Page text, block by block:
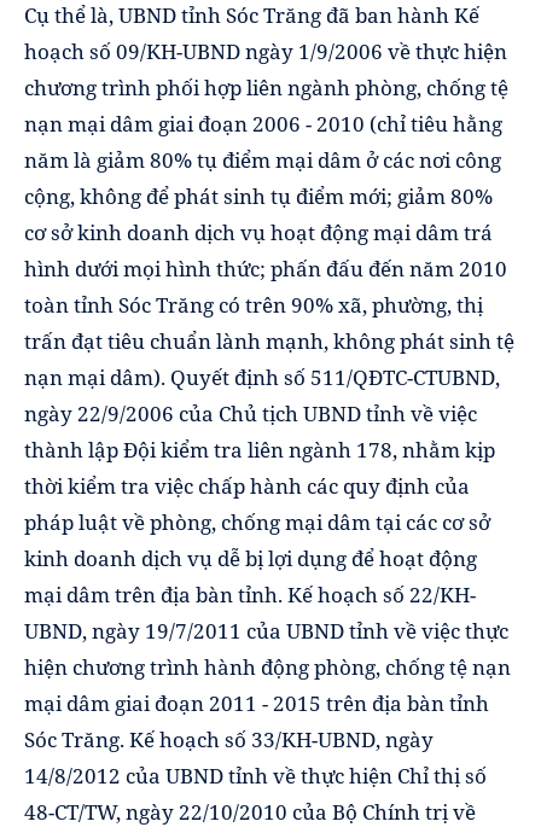
Cụ thể là, UBND tỉnh Sóc Trăng đã ban hành Kế
hoạch số 09/KH-UBND ngày 1/9/2006 về thực hiện
chương trình phối hợp liên ngành phòng, chống tệ
nạn mại dâm giai đoạn 2006 - 2010 (chỉ tiêu hằng
năm là giảm 80% tụ điểm mại dâm ở các nơi công
cộng, không để phát sinh tụ điểm mới; giảm 80%
cơ sở kinh doanh dịch vụ hoạt động mại dâm trá
hình dưới mọi hình thức; phấn đấu đến năm 2010
toàn tỉnh Sóc Trăng có trên 90% xã, phường, thị
trấn đạt tiêu chuẩn lành mạnh, không phát sinh tệ
nạn mại dâm). Quyết định số 511/QĐTC-CTUBND,
ngày 22/9/2006 của Chủ tịch UBND tỉnh về việc
thành lập Đội kiểm tra liên ngành 178, nhằm kịp
thời kiểm tra việc chấp hành các quy định của
pháp luật về phòng, chống mại dâm tại các cơ sở
kinh doanh dịch vụ dễ bị lợi dụng để hoạt động
mại dâm trên địa bàn tỉnh. Kế hoạch số 22/KH-
UBND, ngày 19/7/2011 của UBND tỉnh về việc thực
hiện chương trình hành động phòng, chống tệ nạn
mại dâm giai đoạn 2011 - 2015 trên địa bàn tỉnh
Sóc Trăng. Kế hoạch số 33/KH-UBND, ngày
14/8/2012 của UBND tỉnh về thực hiện Chỉ thị số
48-CT/TW, ngày 22/10/2010 của Bộ Chính trị về